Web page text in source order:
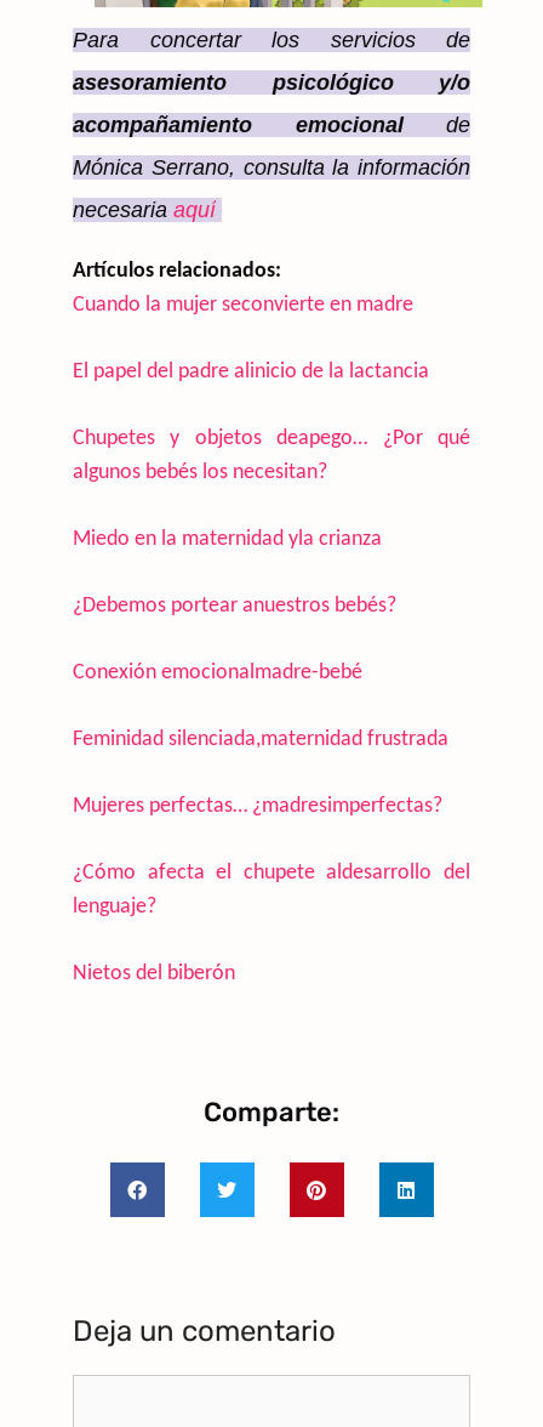
Para concertar los servicios de
asesoramiento
psicológico y/o
acompañamiento emocionalde
Mónica Serrano, consulta la información
necesaria aquí
Artículos relacionados:
Cuando la mujer seconvierte en madre
El papel del padre alinicio de la lactancia
Chupetes y objetos deapego… ¿Por qué
algunos bebés los necesitan?
Miedo en la maternidad yla crianza
¿Debemos portear anuestros bebés?
Conexión emocionalmadre-bebé
Feminidad silenciada,maternidad frustrada
Mujeres perfectas… ¿madresimperfectas?
¿Cómo afecta el chupete aldesarrollo del
lenguaje?
Nietos del biberón
Comparte:
Deja un comentario